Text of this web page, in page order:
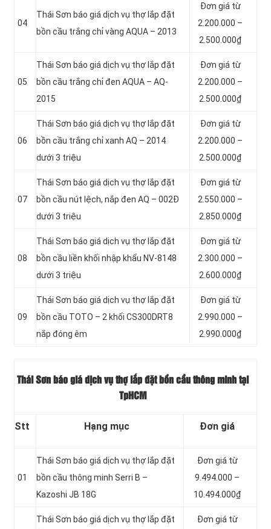
04
Thái Sơn báo giá dịch vụ thợ lắp đặt
bồn cầu trắng chỉ vàng AQUA – 2013
Đơn giá từ
2.200.000 –
2.500.000₫
05
Thái Sơn báo giá dịch vụ thợ lắp đặt
bồn cầu trắng chỉ đen AQUA – AQ-
2015
Đơn giá từ
2.200.000 –
2.500.000₫
06
Thái Sơn báo giá dịch vụ thợ lắp đặt
bồn cầu trắng chỉ xanh AQ – 2014
dưới 3 triệu
Đơn giá từ
2.200.000 –
2.500.000₫
07
Thái Sơn báo giá dịch vụ thợ lắp đặt
bồn cầu nút lệch, nắp đen AQ – 002Đ
dưới 3 triệu
Đơn giá từ
2.550.000 –
2.850.000₫
08
Thái Sơn báo giá dịch vụ thợ lắp đặt
bồn cầu liền khối nhập khẩu NV-8148
dưới 3 triệu
Đơn giá từ
2.300.000 –
2.600.000₫
09
Thái Sơn báo giá dịch vụ thợ lắp đặt
bồn cầu TOTO – 2 khối CS300DRT8
nắp đóng êm
Đơn giá từ
2.990.000 –
2.990.000₫
Thái Sơn báo giá dịch vụ thợ lắp đặt bồn cầu thông minh tại
TpHCM
Stt Hạng mục Đơn giá
01
Thái Sơn báo giá dịch vụ thợ lắp đặt
bồn cầu thông minh Serri B –
Kazoshi JB 18G
Đơn giá từ
9.494.000 –
10.494.000₫
Thái Sơn báo giá dịch vụ thợ lắp đặt
Đơn giá từ